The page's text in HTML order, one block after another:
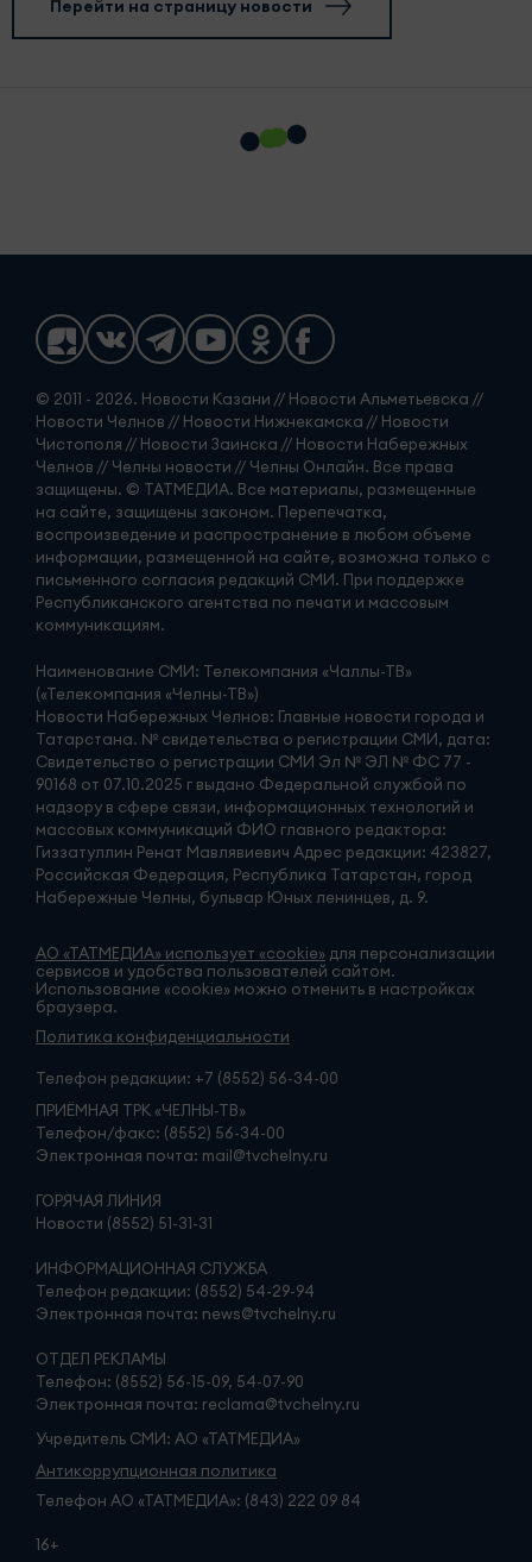
Перейти на страницу новости
© 2011 - 2026. Новости Казани // Новости Альметьевска //
Новости Челнов // Новости Нижнекамска // Новости
Чистополя // Новости Заинска // Новости Набережных
Челнов // Челны новости // Челны Онлайн. Все права
защищены. © ТАТМЕДИА. Все материалы, размещенные
на сайте, защищены законом. Перепечатка,
воспроизведение и распространение в любом объеме
информации, размещенной на сайте, возможна только с
письменного согласия редакций СМИ. При поддержке
Республиканского агентства по печати и массовым
коммуникациям.
Наименование СМИ: Телекомпания «Чаллы-ТВ»
(«Телекомпания «Челны-ТВ»)
Новости Набережных Челнов: Главные новости города и
Татарстана. № свидетельства о регистрации СМИ, дата:
Свидетельство о регистрации СМИ Эл № ЭЛ № ФС 77 -
90168 от 07.10.2025 г выдано Федеральной службой по
надзору в сфере связи, информационных технологий и
массовых коммуникаций ФИО главного редактора:
Гиззатуллин Ренат Мавлявиевич Адрес редакции: 423827,
Российская Федерация, Республика Татарстан, город
Набережные Челны, бульвар Юных ленинцев, д. 9.
АО «ТАТМЕДИА» использует «cookie» для персонализации
сервисов и удобства пользователей сайтом.
Использование «cookie» можно отменить в настройках
браузера.
Политика конфиденциальности
Телефон редакции: +7 (8552) 56-34-00
ПРИЁМНАЯ ТРК «ЧЕЛНЫ-ТВ»
Телефон/факс: (8552) 56-34-00
Электронная почта: mail@tvchelny.ru
ГОРЯЧАЯ ЛИНИЯ
Новости (8552) 51-31-31
ИНФОРМАЦИОННАЯ СЛУЖБА
Телефон редакции: (8552) 54-29-94
Электронная почта: news@tvchelny.ru
ОТДЕЛ РЕКЛАМЫ
Телефон: (8552) 56-15-09, 54-07-90
Электронная почта: reclama@tvchelny.ru
Учредитель СМИ: АО «ТАТМЕДИА»
Антикоррупционная политика
Телефон АО «ТАТМЕДИА»: (843) 222 09 84
16+